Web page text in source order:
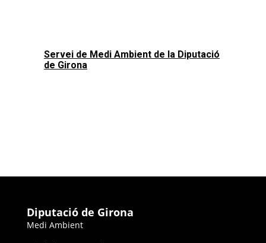
Servei de Medi Ambient de la Diputació
de Girona
Diputació de Girona
Medi Ambient